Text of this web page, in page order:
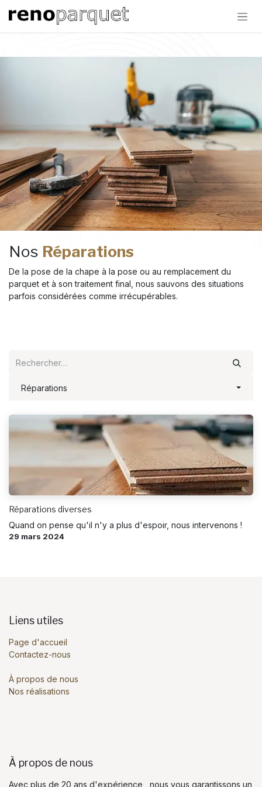
Nos Réparations
De la pose de la chape à la pose ou au remplacement du
parquet et à son traitement final, nous sauvons des situations
parfois considérées comme irrécupérables.
Réparations
Réparations diverses
Quand on pense qu'il n'y a plus d'espoir, nous intervenons !
29 mars 2024
Liens utiles
Page d'accueil
Contactez-nous
À propos de nous
Nos réalisations
À propos de nous
Avec plus de 20 ans d'expérience, nous vous garantissons un